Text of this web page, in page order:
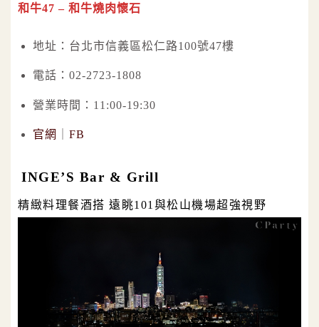
和牛47 – 和牛燒肉懷石
地址：台北市信義區松仁路100號47樓
電話：02-2723-1808
營業時間：11:00-19:30
官網 FB
INGE’S Bar & Grill
精緻料理餐酒搭 遠眺101與松山機場超強視野